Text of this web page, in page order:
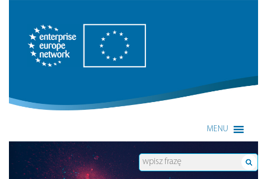
Enterprise Europe Network
MENU